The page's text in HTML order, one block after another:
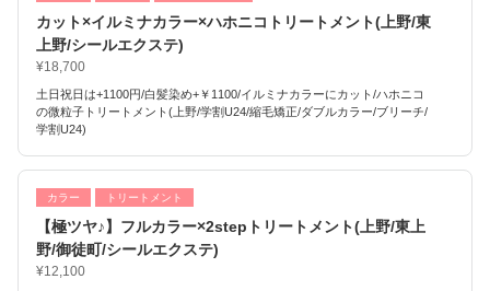
カット×イルミナカラー×ハホニコトリートメント(上野/東
上野/シールエクステ)
¥18,700
土日祝日は+1100円/白髪染め+￥1100/イルミナカラーにカット/ハホニコ
の微粒子トリートメント(上野/学割U24/縮毛矯正/ダブルカラー/ブリーチ/
学割U24)
カラー トリートメント
【極ツヤ♪】フルカラー×2stepトリートメント(上野/東上
野/御徒町/シールエクステ)
¥12,100